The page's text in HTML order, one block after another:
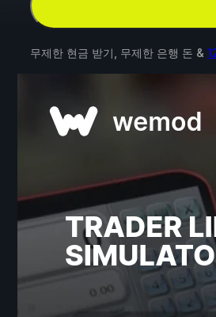
무제한 현금 받기, 무제한 은행 돈 &